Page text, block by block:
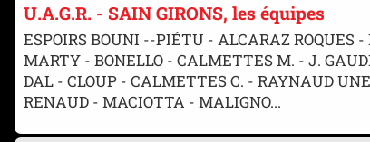
U.A.G.R. - SAIN GIRONS, les équipes
ESPOIRS BOUNI --PIÉTU - ALCARAZ ROQUES
MARTY - BONELLO - CALMETTES M. - J.
DAL - CLOUP - CALMETTES C. - RAYNAUD
RENAUD - MACIOTTA - MALIGNO...